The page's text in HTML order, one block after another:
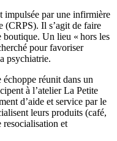
impulsée par une infirmière
(CRPS). Il s’agit de faire
boutique. Un lieu « hors les
pour favoriser
psychiatrie.
réunit dans un
à l’atelier La Petite
d’aide et service par le
leurs produits (café,
et